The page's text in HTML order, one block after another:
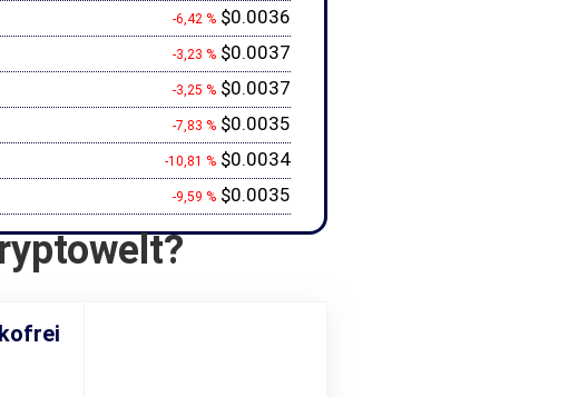
-6,42 % $0.0036
-3,23 % $0.0037
-3,25 % $0.0037
-7,83 % $0.0035
-10,81 % $0.0034
-9,59 % $0.0035